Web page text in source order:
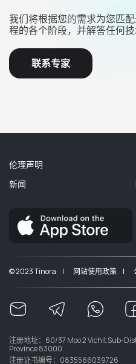
我们将根据您的需求为您匹
程的各个阶段，并解答任何技
联系专家
伦理声明
新闻
© 2023 Tinora | 网站使用政策 |
注册地址：60/37 Moo 2 Vichit Sub-
Province 83000
注册证书编号：0835566039726